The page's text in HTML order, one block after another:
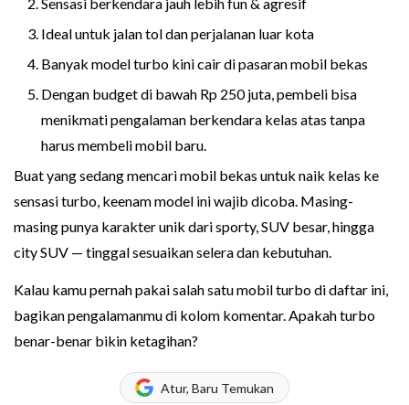
Ideal untuk jalan tol dan perjalanan luar kota
Banyak model turbo kini cair di pasaran mobil bekas
Dengan budget di bawah Rp 250 juta, pembeli bisa
menikmati pengalaman berkendara kelas atas tanpa
harus membeli mobil baru.
Buat yang sedang mencari mobil bekas untuk naik kelas ke
sensasi turbo, keenam model ini wajib dicoba. Masing-
masing punya karakter unik dari sporty, SUV besar, hingga
city SUV — tinggal sesuaikan selera dan kebutuhan.
Kalau kamu pernah pakai salah satu mobil turbo di daftar ini,
bagikan pengalamanmu di kolom komentar. Apakah turbo
benar-benar bikin ketagihan?
Atur, Baru Temukan